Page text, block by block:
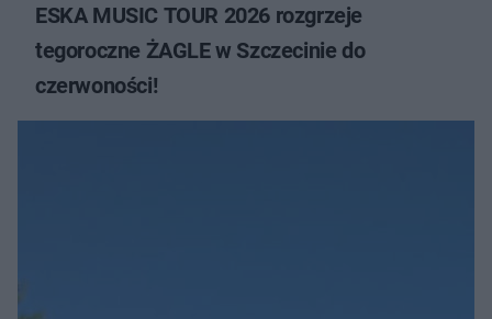
ESKA MUSIC TOUR 2026 rozgrzeje
tegoroczne ŻAGLE w Szczecinie do
czerwoności!